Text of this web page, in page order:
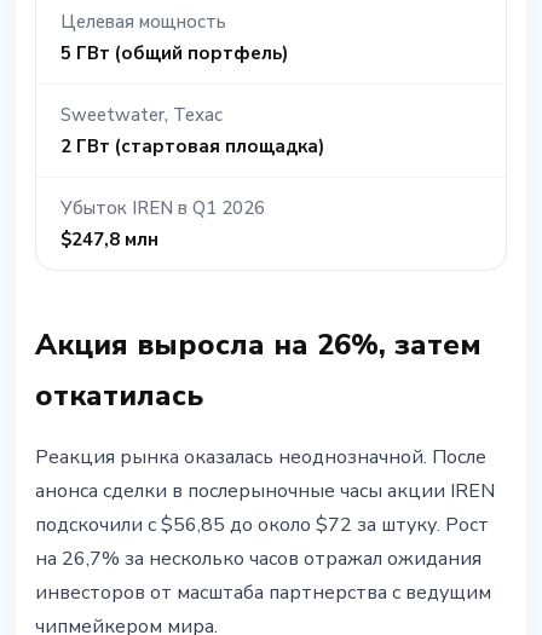
Целевая мощность
5 ГВт (общий портфель)
Sweetwater, Техас
2 ГВт (стартовая площадка)
Убыток IREN в Q1 2026
$247,8 млн
Акция выросла на 26%, затем
откатилась
Реакция рынка оказалась неоднозначной. После
анонса сделки в послерыночные часы акции IREN
подскочили с $56,85 до около $72 за штуку. Рост
на 26,7% за несколько часов отражал ожидания
инвесторов от масштаба партнерства с ведущим
чипмейкером мира.